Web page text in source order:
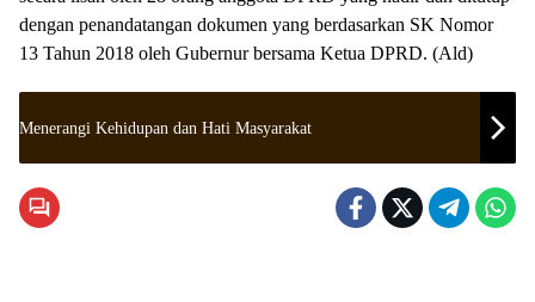
dengan penandatangan dokumen yang berdasarkan SK Nomor
13 Tahun 2018 oleh Gubernur bersama Ketua DPRD. (Ald)
Menerangi Kehidupan dan Hati Masyarakat